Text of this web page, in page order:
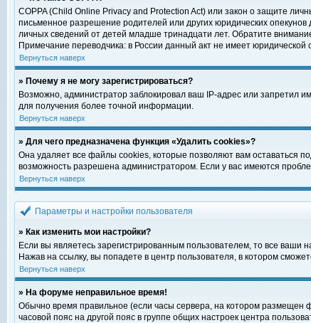
COPPA (Child Online Privacy and Protection Act) или закон о защите
письменное разрешение родителей или других юридических
личных сведений от детей младше тринадцати лет. Обратите
Примечание переводчика: в России данный акт не имеет юридической
Вернуться наверх
» Почему я не могу зарегистрироваться?
Возможно, администратор заблокировал ваш IP-адрес или запретил
для получения более точной информации.
Вернуться наверх
» Для чего предназначена функция «Удалить cookies»?
Она удаляет все файлы cookies, которые позволяют вам оставаться
возможность разрешена администратором. Если у вас имеются
Вернуться наверх
Параметры и настройки пользователя
» Как изменить мои настройки?
Если вы являетесь зарегистрированным пользователем, то все ваши
Нажав на ссылку, вы попадете в центр пользователя, в котором
Вернуться наверх
» На форуме неправильное время!
Обычно время правильное (если часы сервера, на котором размещен
часовой пояс на другой пояс в группе общих настроек центра